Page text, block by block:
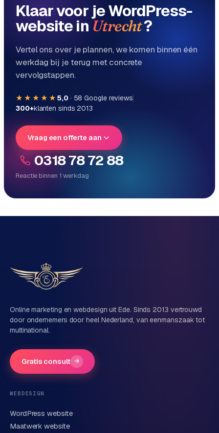
Klaar voor je WordPress-
website in Utrecht?
Vertel ons over je plannen, we komen binnen één
werkdag bij je terug met concrete
vervolgstappen.
★★★★★ 5,0· 58 Google reviews
300+klanten sinds 2013
Vraag een offerte aan
0318 78 72 88
Reactie binnen 1 werkdag
Direct persoonlijk contact, geen ticketsysteem
Vertel ons over je project
Naam
Bedrijfsnaam
Telefoonnummer(optioneel)
Online marketing en webdesign uit Ede. Sinds 2013 vertrouwd
door ondernemers door heel Nederland, van eenmanszaak tot
multinational.
Gratis consult →
WEBDESIGN
WordPress website
Maatwerk website